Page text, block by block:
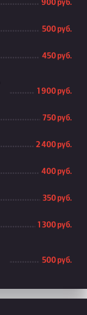
900 руб.
500 руб.
450 руб.
1 900 руб.
750 руб.
2 400 руб.
400 руб.
350 руб.
1 300 руб.
500 руб.